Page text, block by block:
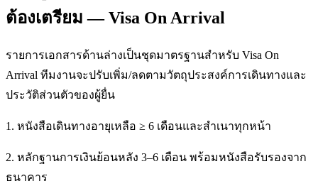
ต้องเตรียม — Visa On Arrival
รายการเอกสารด้านล่างเป็นชุดมาตรฐานสำหรับ Visa On
Arrival ทีมงานจะปรับเพิ่ม/ลดตามวัตถุประสงค์การเดินทางและ
ประวัติส่วนตัวของผู้ยื่น
1. หนังสือเดินทางอายุเหลือ ≥ 6 เดือนและสำเนาทุกหน้า
2. หลักฐานการเงินย้อนหลัง 3–6 เดือน พร้อมหนังสือรับรองจาก
ธนาคาร